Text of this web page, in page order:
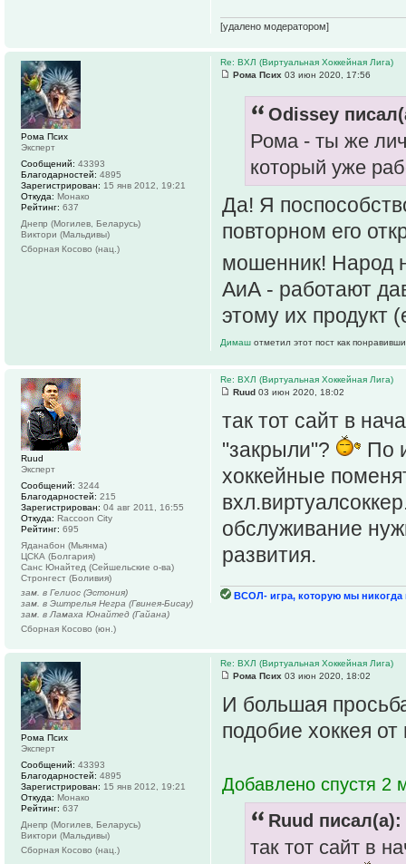
[удалено модератором]
Re: ВХЛ (Виртуальная Хоккейная Лига)
Рома Псих 03 июн 2020, 17:56
Odissey
Рома - ты же
который уже
Да! Я
повторном его
мошенник! Народ
АиА - работают
этому их продукт
Димаш отметил этот пост как
Рома Псих
Эксперт
Сообщений: 43393
Благодарностей: 4895
Зарегистрирован: 15 янв 2012, 19:21
Откуда: Монако
Рейтинг: 637
Днепр (Могилев, Беларусь)
Виктори (Мальдивы)
Сборная Косово (нац.)
Re: ВХЛ (Виртуальная Хоккейная Лига)
Ruud 03 июн 2020, 18:02
так тот сайт в
"закрыли"?
По
хоккейные
обслуживание
развития.
ВСОЛ- игра, которую мы никогда
Ruud
Эксперт
Сообщений: 3244
Благодарностей: 215
Зарегистрирован: 04 авг 2011, 16:55
Откуда: Raccoon City
Рейтинг: 695
Яданабон (Мьянма)
ЦСКА (Болгария)
Санс Юнайтед (Сейшельские о-ва)
Стронгест (Боливия)
зам. в Гелиос (Эстония)
зам. в Эштрелья Негра (Гвинея-Бисау)
зам. в Ламаха Юнайтед (Гайана)
Сборная Косово (юн.)
Re: ВХЛ (Виртуальная Хоккейная Лига)
Рома Псих 03 июн 2020, 18:02
И большая
подобие хоккея
Добавлено спустя 2
Ruud писал(а):
так тот сайт в
Рома Псих
Эксперт
Сообщений: 43393
Благодарностей: 4895
Зарегистрирован: 15 янв 2012, 19:21
Откуда: Монако
Рейтинг: 637
Днепр (Могилев, Беларусь)
Виктори (Мальдивы)
Сборная Косово (нац.)